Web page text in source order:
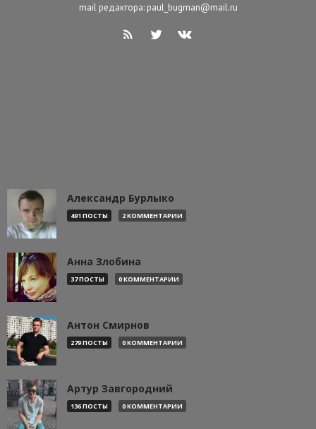
mail редактора: paul_bugman@mail.ru
Александр Бурлыко
491 ПОСТЫ 2 КОММЕНТАРИИ
Анна Злобина
37 ПОСТЫ 0 КОММЕНТАРИИ
Антон Смирнов
279 ПОСТЫ 0 КОММЕНТАРИИ
Артур Завгородний
136 ПОСТЫ 0 КОММЕНТАРИИ